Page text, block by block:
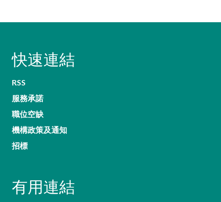
快速連結
RSS
服務承諾
職位空缺
機構政策及通知
招標
有用連結